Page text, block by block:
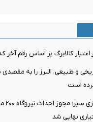
اعتبار کالابرگ بر اساس رقم آخر
و طبیعی، البرز را به مقصدی
است
نهایی شد